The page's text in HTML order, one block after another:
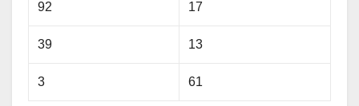
92 17
39 13
3 61